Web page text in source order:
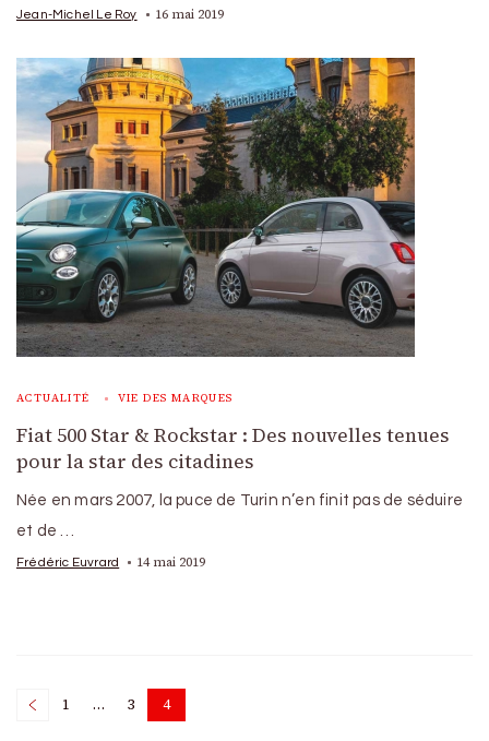
Jean-Michel Le Roy 16 mai 2019
ACTUALITÉ VIE DES MARQUES
Fiat 500 Star & Rockstar : Des nouvelles tenues
pour la star des citadines
Née en mars 2007, la puce de Turin n’en finit pas de séduire
et de …
Frédéric Euvrard 14 mai 2019
Posts
Page
1 … Page
3 Page
4